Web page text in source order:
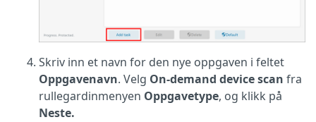
Skriv inn et navn for den nye oppgaven i feltet
Oppgavenavn. Velg On-demand device scan fra
rullegardinmenyen Oppgavetype, og klikk på
Neste.